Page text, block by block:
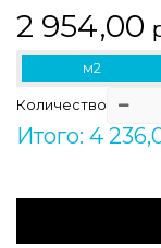
2 954,00
м2
Количество
Итого: 4